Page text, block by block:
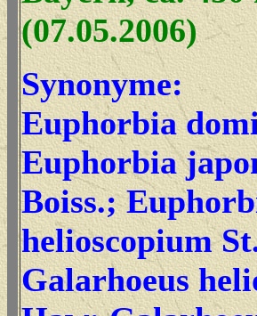
(07.05.2006)
Synonyme:
Euphorbia
Euphorbia
Boiss.;
helioscopium
Galarhoeus